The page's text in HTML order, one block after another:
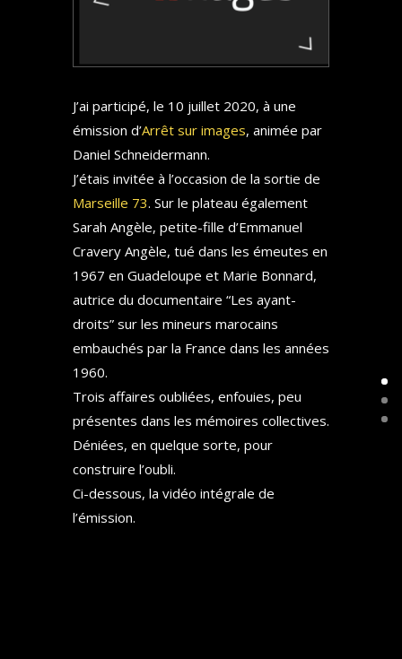
J’ai participé, le 10 juillet 2020, à une
émission d’Arrêt sur images, animée par
Daniel Schneidermann.
J’étais invitée à l’occasion de la sortie de
Marseille 73. Sur le plateau également
Sarah Angèle, petite-fille d’Emmanuel
Cravery Angèle, tué dans les émeutes en
1967 en Guadeloupe et Marie Bonnard,
autrice du documentaire “Les ayant-
droits” sur les mineurs marocains
embauchés par la France dans les années
1960.
Trois affaires oubliées, enfouies, peu
présentes dans les mémoires collectives.
Déniées, en quelque sorte, pour
construire l’oubli.
Ci-dessous, la vidéo intégrale de
l’émission.